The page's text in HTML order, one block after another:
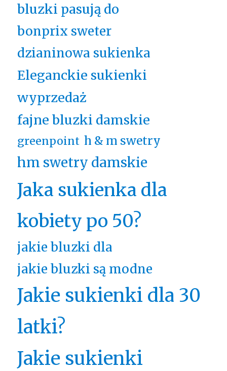
bluzki pasują do
bonprix sweter
dzianinowa sukienka
Eleganckie sukienki
wyprzedaż
fajne bluzki damskie
greenpoint h & m swetry
hm swetry damskie
Jaka sukienka dla
kobiety po 50?
jakie bluzki dla
jakie bluzki są modne
Jakie sukienki dla 30
latki?
Jakie sukienki